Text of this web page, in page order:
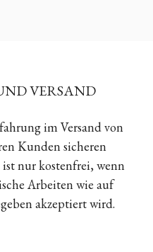
VERSAND
im Versand von
Kunden sicheren
ist nur kostenfrei, wenn
Arbeiten wie auf
akzeptiert wird.